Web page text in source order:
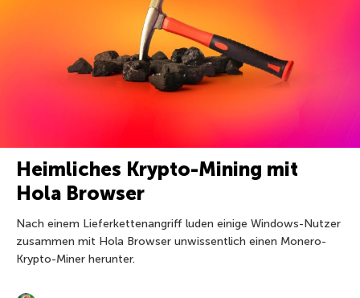
Heimliches Krypto-Mining mit
Hola Browser
Nach einem Lieferkettenangriff luden einige Windows-Nutzer
zusammen mit Hola Browser unwissentlich einen Monero-
Krypto-Miner herunter.